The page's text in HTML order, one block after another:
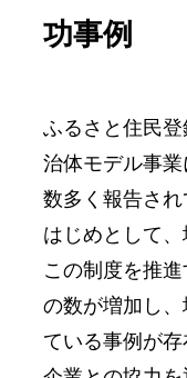
功事例
ふるさと住民
治体モデル事
数多く報告さ
はじめとして
この制度を推
の数が増加し
ている事例が